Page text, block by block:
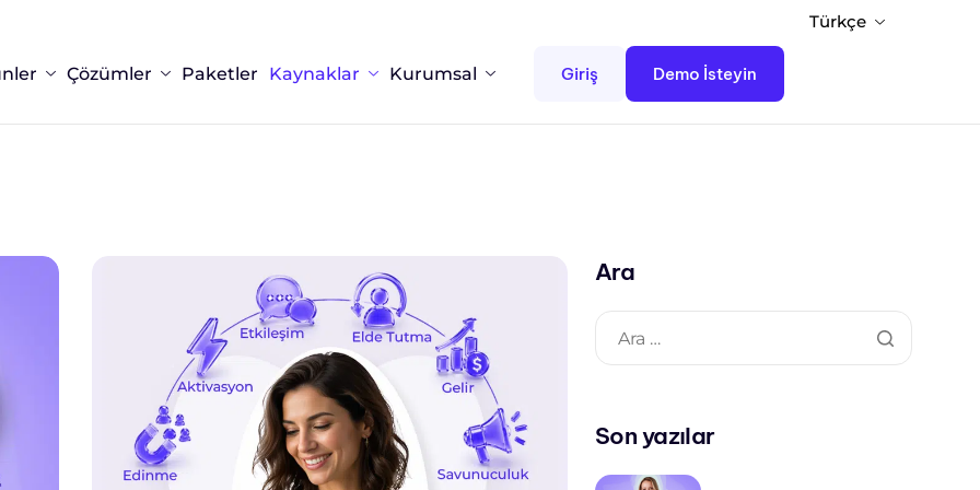
Türkçe
Çözümler Paketler Kaynaklar Kurumsal Giriş Demo İsteyin
Ara
Son yazılar